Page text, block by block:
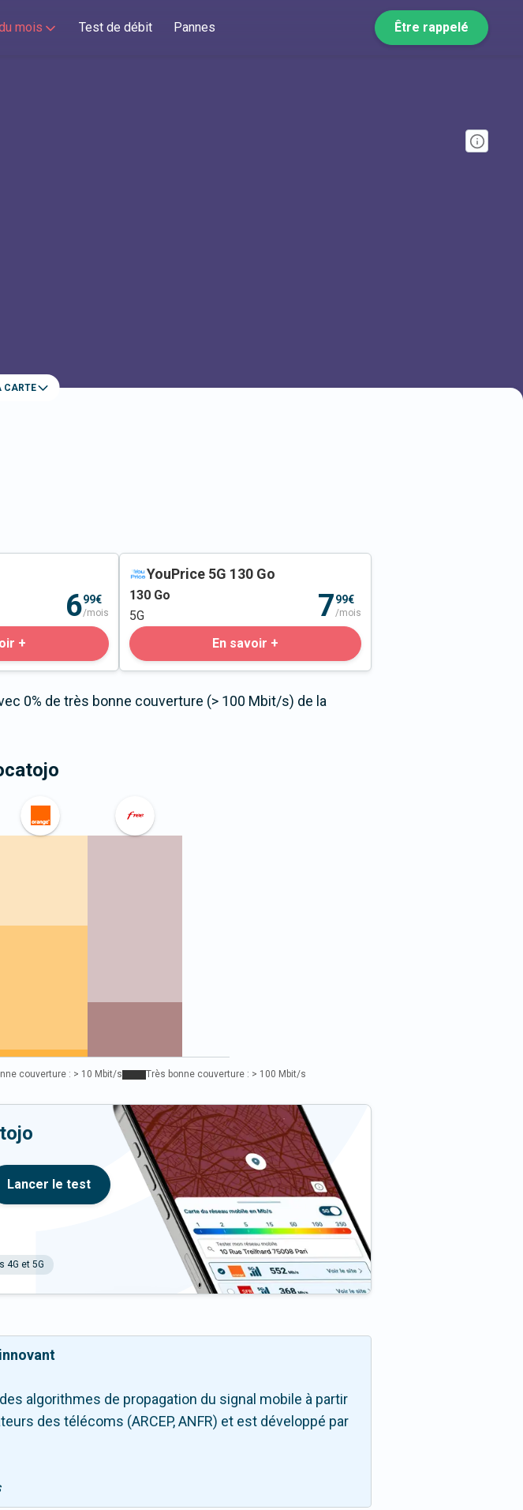
mois Test de débit Pannes Être rappelé
CARTE
699€
/mois
+
YouPrice 5G 130 Go
130 Go
5G
799€
/mois
En savoir +
0% de très bonne couverture (> 100 Mbit/s) de la
couverture : > 10 Mbit/s Très bonne couverture : > 100 Mbit/s
Lancer le test
4G et 5G
algorithmes de propagation du signal mobile à partir
des télécoms (ARCEP, ANFR) et est développé par